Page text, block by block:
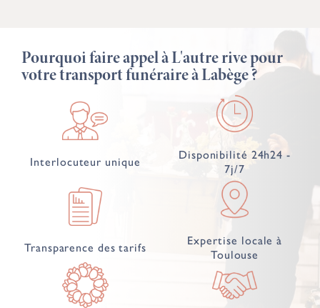
Pourquoi faire appel à L'autre rive pour
votre transport funéraire à Labège ?
Interlocuteur unique
Disponibilité 24h24 -
7j/7
Transparence des tarifs
Expertise locale à
Toulouse